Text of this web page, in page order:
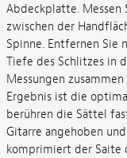
Abdeckplatte.
zwischen der
Spinne. Entfernen Sie
Tiefe des Schlitzes in
Messungen
Ergebnis ist die
berühren die Sättel
Gitarre angehoben
komprimiert der Saite